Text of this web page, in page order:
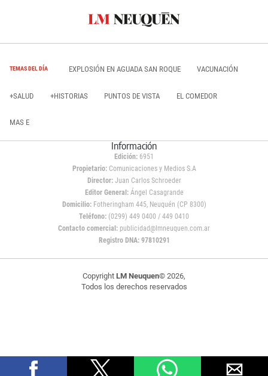
TEMAS DEL DÍA EXPLOSIÓN EN AGUADA SAN ROQUE VACUNACIÓN
+SALUD +HISTORIAS PUNTOS DE VISTA EL COMEDOR
MAS E
Información
Edición: 6951
Propietario:Comunicaciones y Medios S.A
Director: Juan Carlos Schroeder
Editor General:Ángel Casagrande
Domicilio:Fotheringham 445, Neuquén (CP 8300)
Teléfono: (0299) 449 0400 / 449 0410
Contacto comercial: publicidad@lmneuquen.com.ar
Registro DNA: 97810291
Copyright LM Neuquen© 2026,
Todos los derechos reservados